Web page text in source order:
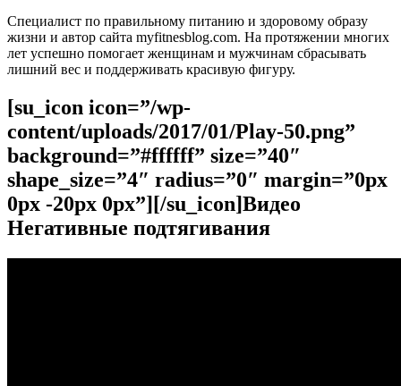
Специалист по правильному питанию и здоровому образу
жизни и автор сайта myfitnesblog.com. На протяжении многих
лет успешно помогает женщинам и мужчинам сбрасывать
лишний вес и поддерживать красивую фигуру.
[su_icon icon=”/wp-
content/uploads/2017/01/Play-50.png”
background=”#ffffff” size=”40″
shape_size=”4″ radius=”0″ margin=”0px
0px -20px 0px”][/su_icon]Видео
Негативные подтягивания